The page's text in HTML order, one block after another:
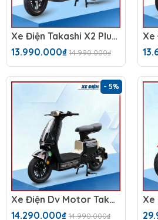
Xe Điện Takashi X2 Plus (48V-23Ah)
13.990.000₫ 14.990.000₫
- 5%
Xe Điện Dv Motor Takashi Money Pro (48V-23Ah) 4 Bình
14.290.000₫ 14.990.000₫